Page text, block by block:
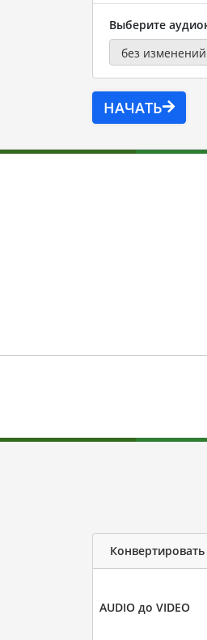
Выберите
НАЧАТЬ
Конвертировать
AUDIO до VIDEO